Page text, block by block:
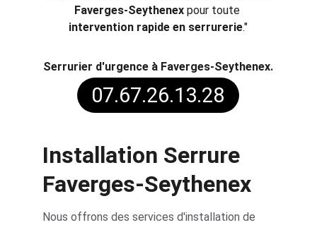
Faverges-Seythenex pour toute
intervention rapide en serrurerie."
Serrurier d'urgence à Faverges-Seythenex.
07.67.26.13.28
Installation Serrure
Faverges-Seythenex
Nous offrons des services d'installation de